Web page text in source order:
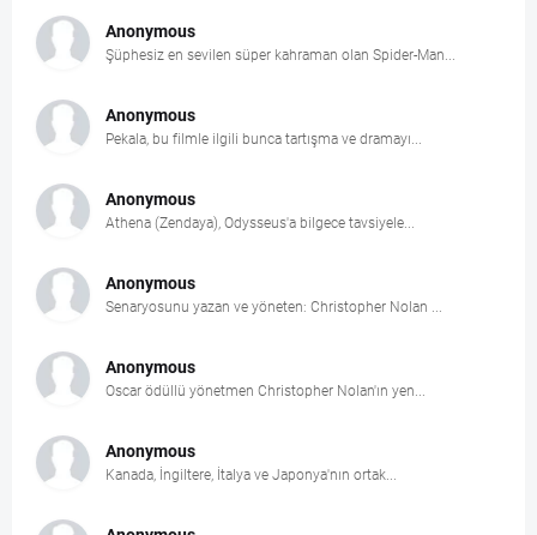
Anonymous
Şüphesiz en sevilen süper kahraman olan Spider-Man...
Anonymous
Pekala, bu filmle ilgili bunca tartışma ve dramayı...
Anonymous
Athena (Zendaya), Odysseus'a bilgece tavsiyele...
Anonymous
Senaryosunu yazan ve yöneten: Christopher Nolan ...
Anonymous
Oscar ödüllü yönetmen Christopher Nolan'ın yen...
Anonymous
Kanada, İngiltere, İtalya ve Japonya'nın ortak...